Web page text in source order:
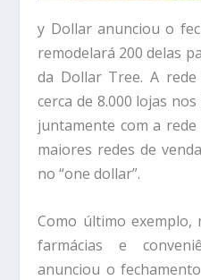
y Dollar anunciou o
remodelará 200 delas
da Dollar Tree. A
cerca de 8.000 lojas
juntamente com a
maiores redes de
no “one dollar”.
Como último exemplo,
farmácias e
anunciou o